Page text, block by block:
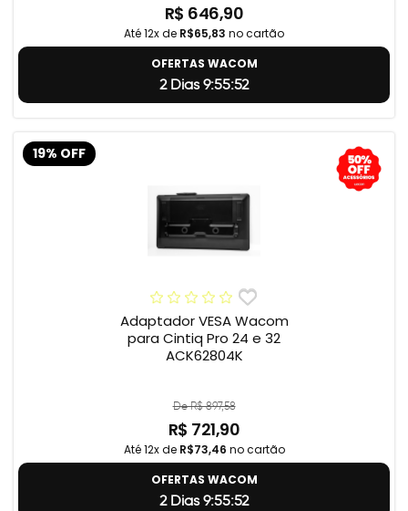
R$ 646,90
Até 12x de R$65,83 no cartão
OFERTAS WACOM
2 Dias 9:55:51
19% OFF
Adaptador VESA Wacom
para Cintiq Pro 24 e 32
ACK62804K
De R$ 897,58
R$ 721,90
Até 12x de R$73,46 no cartão
OFERTAS WACOM
2 Dias 9:55:51